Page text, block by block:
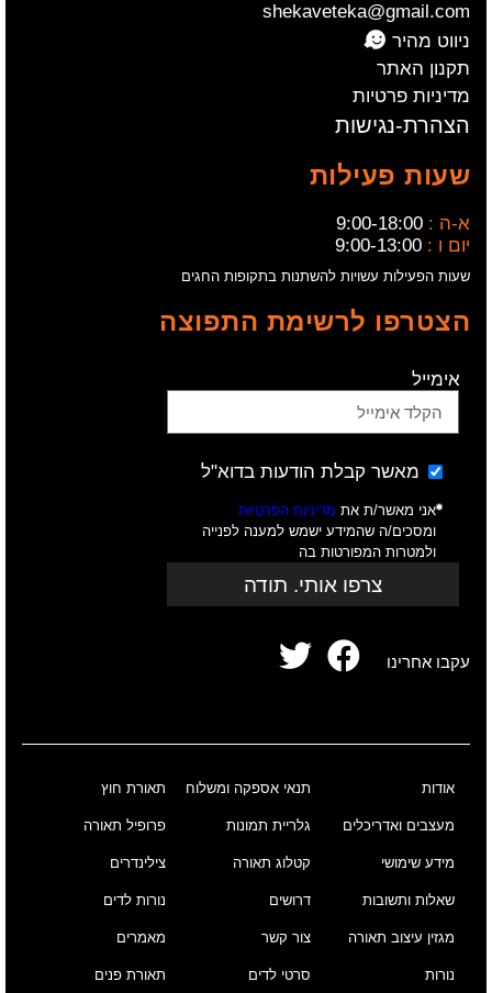
shekaveteka@gmail.com
ניווט מהיר
תקנון האתר
מדיניות פרטיות
הצהרת-נגישות
שעות פעילות
א-ה : 9:00-18:00
יום ו : 9:00-13:00
שעות הפעילות עשויות להשתנות בתקופות החגים
הצטרפו לרשימת התפוצה
אימייל
מאשר קבלת הודעות בדוא"ל
אני מאשר/ת את מדיניות הפרטיות
ומסכים/ה שהמידע ישמש למענה לפנייה
ולמטרות המפורטות בה
צרפו אותי. תודה
עקבו אחרינו
אודות
מעצבים ואדריכלים
מידע שימושי
שאלות ותשובות
מגזין עיצוב תאורה
תנאי אספקה ומשלוח
גלריית תמונות
קטלוג תאורה
דרושים
צור קשר
תאורת חוץ
פרופיל תאורה
צילינדרים
נורות לדים
מאמרים
נורות סרטי לדים תאורת פנים